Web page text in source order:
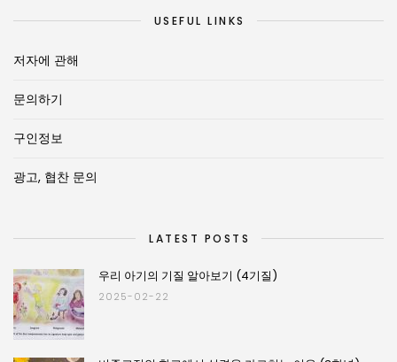
USEFUL LINKS
저자에 관해
문의하기
구인정보
광고, 협찬 문의
LATEST POSTS
우리 아기의 기질 알아보기 (4기질)
2025-02-22